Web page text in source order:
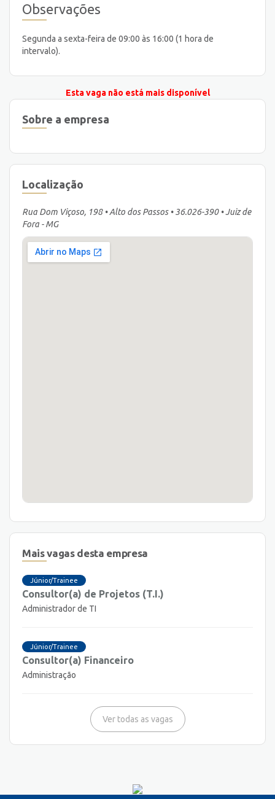
Observações
Segunda a sexta-feira de 09:00 às 16:00 (1 hora de
intervalo).
Esta vaga não está mais disponível
Sobre a empresa
Localização
Rua Dom Viçoso, 198 • Alto dos Passos • 36.026-390 • Juiz de
Fora - MG
Mais vagas desta empresa
Júnior/Trainee
Consultor(a) de Projetos (T.I.)
Administrador de TI
Júnior/Trainee
Consultor(a) Financeiro
Administração
Ver todas as vagas